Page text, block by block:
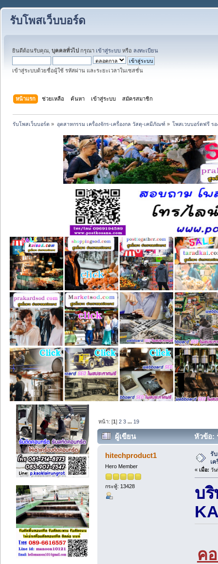
รับโพสเว็บบอร์ด
ยินดีต้อนรับคุณ, บุคคลทั่วไป กรุณา เข้าสู่ระบบ หรือ ลงทะเบียน
เข้าสู่ระบบด้วยชื่อผู้ใช้ รหัสผ่าน และระยะเวลาในเซสชั่น
หน้าแรก ช่วยเหลือ ค้นหา เข้าสู่ระบบ สมัครสมาชิก
รับโพสเว็บบอร์ด » อุตสาหกรรม เครื่องจักร-เครื่องกล วัสดุ-เคมีภัณฑ์ » โพสเวบบอร์ดฟรี รอ
หน้า: [1]2 3 ... 19
ผู้เขียน
หัวข้อ:
7135 ครั้ง)
hitechproduct1
Hero Member
กระทู้: 13428
รั
เ
« เมื่อ: วัน
บริ
ค